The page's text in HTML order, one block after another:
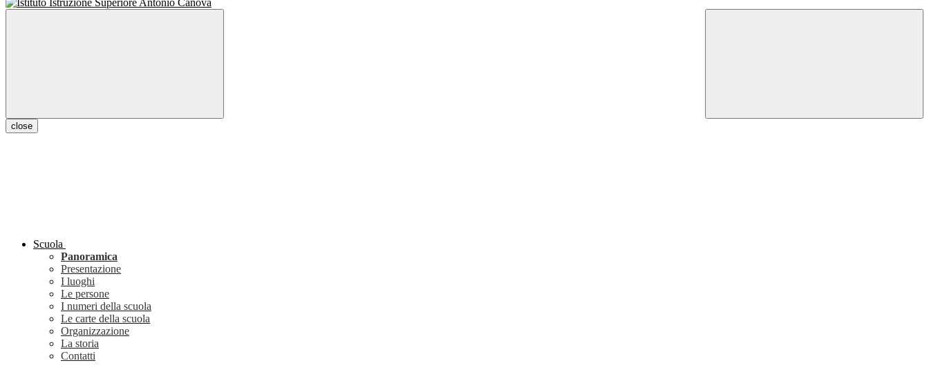
close
Scuola
Panoramica
Presentazione
I luoghi
Le persone
I numeri della scuola
Le carte della scuola
Organizzazione
La storia
Contatti